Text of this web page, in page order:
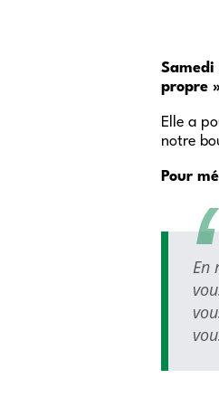
Samedi
propre
Elle a
notre
Pour
En